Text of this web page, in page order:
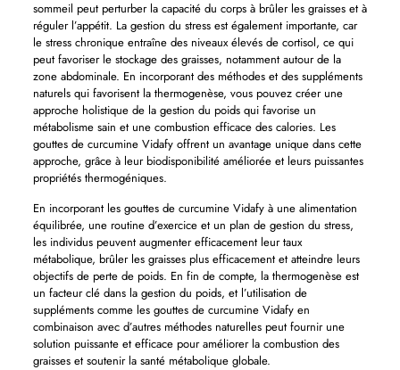
sommeil peut perturber la capacité du corps à brûler les graisses et à
réguler l’appétit. La gestion du stress est également importante, car
le stress chronique entraîne des niveaux élevés de cortisol, ce qui
peut favoriser le stockage des graisses, notamment autour de la
zone abdominale. En incorporant des méthodes et des suppléments
naturels qui favorisent la thermogenèse, vous pouvez créer une
approche holistique de la gestion du poids qui favorise un
métabolisme sain et une combustion efficace des calories. Les
gouttes de curcumine Vidafy offrent un avantage unique dans cette
approche, grâce à leur biodisponibilité améliorée et leurs puissantes
propriétés thermogéniques.
En incorporant les gouttes de curcumine Vidafy à une alimentation
équilibrée, une routine d’exercice et un plan de gestion du stress,
les individus peuvent augmenter efficacement leur taux
métabolique, brûler les graisses plus efficacement et atteindre leurs
objectifs de perte de poids. En fin de compte, la thermogenèse est
un facteur clé dans la gestion du poids, et l’utilisation de
suppléments comme les gouttes de curcumine Vidafy en
combinaison avec d’autres méthodes naturelles peut fournir une
solution puissante et efficace pour améliorer la combustion des
graisses et soutenir la santé métabolique globale.